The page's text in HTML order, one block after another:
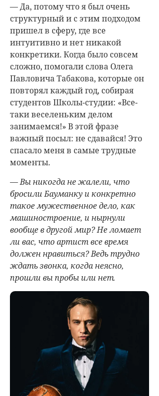
— Да, потому что я был очень
структурный и с этим подходом
пришел в сферу, где все
интуитивно и нет никакой
конкретики. Когда было совсем
сложно, помогали слова Олега
Павловича Табакова, которые он
повторял каждый год, собирая
студентов Школы-студии: «Все-
таки веселеньким делом
занимаемся!» В этой фразе
важный посыл: не сдавайся! Это
спасало меня в самые трудные
моменты.
— Вы никогда не жалели, что
бросили Бауманку и конкретно
такое мужественное дело, как
машиностроение, и нырнули
вообще в другой мир? Не ломает
ли вас, что артист все время
должен нравиться? Ведь трудно
ждать звонка, когда неясно,
прошли вы пробы или нет.